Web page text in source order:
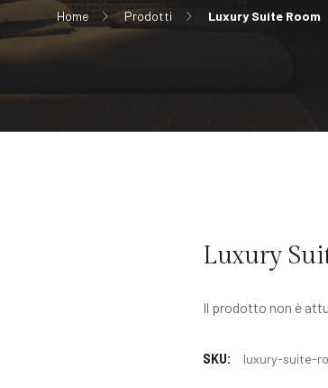
Home Prodotti Luxury Suite Room
Luxury
Il prodotto non è
SKU: luxury-suite-